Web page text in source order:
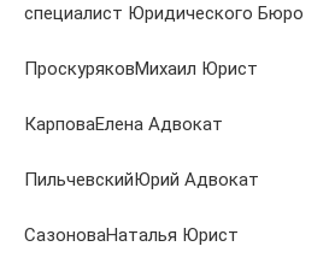
специалист Юридического Бюро
ПроскуряковМихаил Юрист
КарповаЕлена Адвокат
ПильчевскийЮрий Адвокат
СазоноваНаталья Юрист